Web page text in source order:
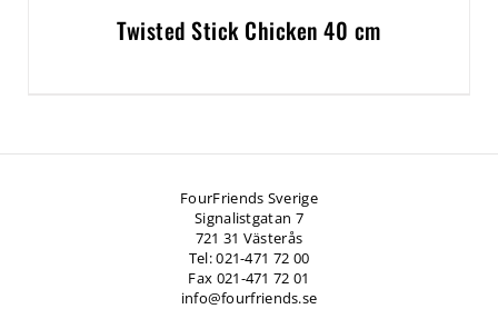
Twisted Stick Chicken 40 cm
FourFriends Sverige
Signalistgatan 7
721 31 Västerås
Tel: 021-471 72 00
Fax 021-471 72 01
info@fourfriends.se